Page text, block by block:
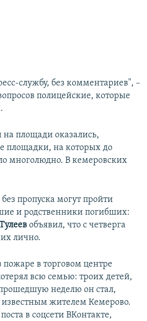
службу, без комментариев", –
полицейские, которые
на площади оказались,
площадки, на которых до
многолюдно. В кемеровских
пропуска могут пройти
и родственники погибших:
объявил, что с четверга
лично.
пожаре в торговом центре
всю семью: троих детей,
неделю он стал,
жителем Кемерово.
в соцсети ВКонтакте,